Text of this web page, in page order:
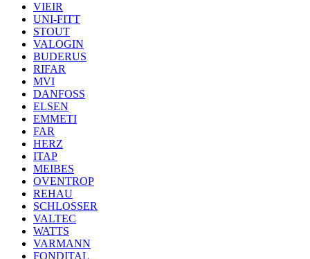
VIEIR
UNI-FITT
STOUT
VALOGIN
BUDERUS
RIFAR
MVI
DANFOSS
ELSEN
EMMETI
FAR
HERZ
ITAP
MEIBES
OVENTROP
REHAU
SCHLOSSER
VALTEC
WATTS
VARMANN
FONDITAL